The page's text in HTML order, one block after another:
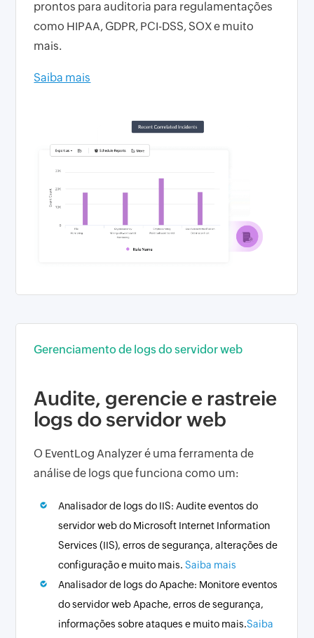
prontos para auditoria para regulamentações
como HIPAA, GDPR, PCI-DSS, SOX e muito
mais.
Saiba mais
Gerenciamento de logs do servidor web
Audite, gerencie e rastreie
logs do servidor web
O EventLog Analyzer é uma ferramenta de
análise de logs que funciona como um:
Analisador de logs do IIS: Audite eventos do
servidor web do Microsoft Internet Information
Services (IIS), erros de segurança, alterações de
configuração e muito mais.Saiba mais
Analisador de logs do Apache: Monitore eventos
do servidor web Apache, erros de segurança,
informações sobre ataques e muito mais.Saiba